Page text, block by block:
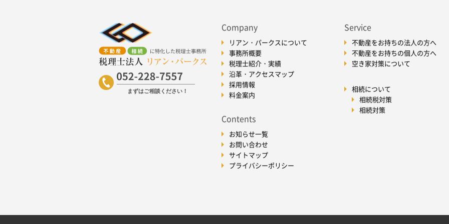
Company
リアン・パークスについて
事務所概要
税理士紹介・実績
沿革・アクセスマップ
採用情報
料金案内
Contents
お知らせ一覧
お問い合わせ
サイトマップ
プライバシーポリシー
Service
不動産をお持ちの法人の方へ
不動産をお持ちの個人の方へ
空き家対策について
相続について
相続税対策
相続対策